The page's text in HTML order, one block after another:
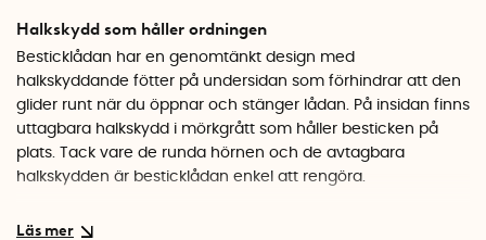
Halkskydd som håller ordningen
Besticklådan har en genomtänkt design med
halkskyddande fötter på undersidan som förhindrar att den
glider runt när du öppnar och stänger lådan. På insidan finns
uttagbara halkskydd i mörkgrått som håller besticken på
plats. Tack vare de runda hörnen och de avtagbara
halkskydden är besticklådan enkel att rengöra.
Bygg ditt eget förvaringssystem